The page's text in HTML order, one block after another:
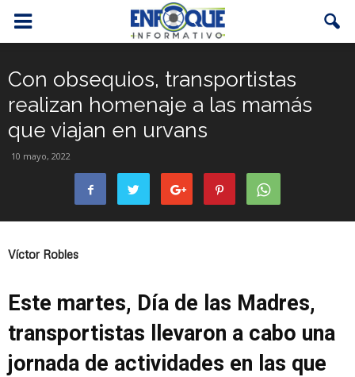
Con obsequios, transportistas
realizan homenaje a las mamás
que viajan en urvans
10 mayo, 2022
Víctor Robles
Este martes, Día de las Madres,
transportistas llevaron a cabo una
jornada de actividades en las que